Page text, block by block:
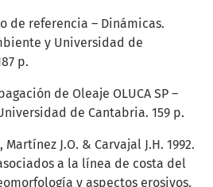
de referencia – Dinámicas.
y Universidad de
p.
de Oleaje OLUCA SP –
de Cantabria. 159 p.
Martínez J.O. & Carvajal J.H. 1992.
a la línea de costa del
y aspectos erosivos.